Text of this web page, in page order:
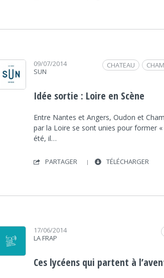
09/07/2014
SUN
CHATEAU
Idée sortie : Loire en Scène
Entre Nantes et Angers, Oudon et
par la Loire se sont unies pour former «
été, il…
PARTAGER TÉLÉCHARGER
17/06/2014
LA FRAP
LYCÉE
Ces lycéens qui partent à